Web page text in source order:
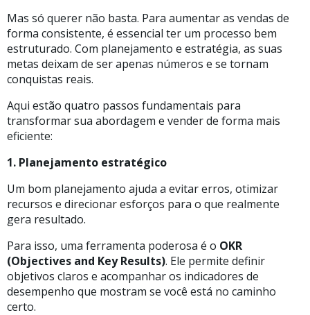
Mas só querer não basta. Para aumentar as vendas de
forma consistente, é essencial ter um processo bem
estruturado. Com planejamento e estratégia, as suas
metas deixam de ser apenas números e se tornam
conquistas reais.
Aqui estão quatro passos fundamentais para
transformar sua abordagem e vender de forma mais
eficiente:
1. Planejamento estratégico
Um bom planejamento ajuda a evitar erros, otimizar
recursos e direcionar esforços para o que realmente
gera resultado.
Para isso, uma ferramenta poderosa é o OKR
(Objectives and Key Results). Ele permite definir
objetivos claros e acompanhar os indicadores de
desempenho que mostram se você está no caminho
certo.